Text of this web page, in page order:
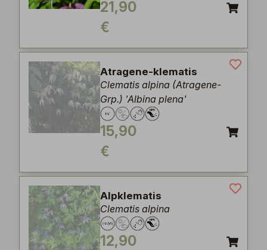
21,90
€
Atragene-klematis
Clematis alpina (Atragene-
Grp.) 'Albina plena'
15,90
€
Alpklematis
Clematis alpina
12,90